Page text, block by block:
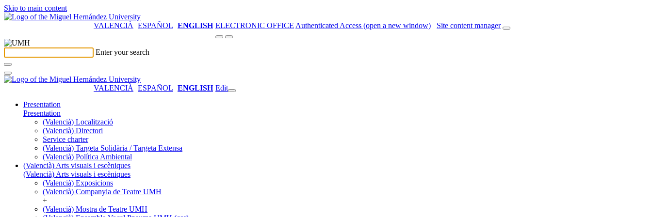
Skip to main content
VALENCIÀ ESPAÑOL ENGLISH ELECTRONIC OFFICE Authenticated Access (open a new window) Site content manager
Enter your search
VALENCIÀ ESPAÑOL ENGLISH Edit
Presentation
Presentation
(Valencià) Localització
(Valencià) Directori
Service charter
(Valencià) Targeta Solidària / Targeta Extensa
(Valencià) Política Ambiental
(Valencià) Arts visuals i escèniques
(Valencià) Arts visuals i escèniques
(Valencià) Exposicions
(Valencià) Companyia de Teatre UMH
+
(Valencià) Mostra de Teatre UMH